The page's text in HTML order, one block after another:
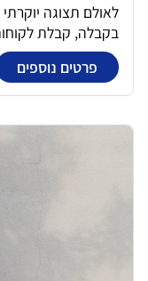
לאולם תצוגה
בקבלה, קבלת
משרד טכני ניהול
וטיפול
מוצרים משלימים
חברת מדידות:
בלידים, זימון
פרטים נוספים